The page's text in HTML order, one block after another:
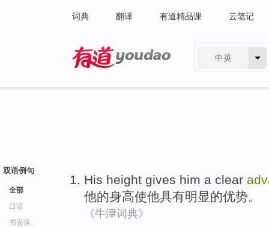
词典 翻译 有道精品课 云笔记
中英
双语例句
全部
口语
书面语
His height gives him a clear
他的身高使他具有明显的优势。
《牛津词典》